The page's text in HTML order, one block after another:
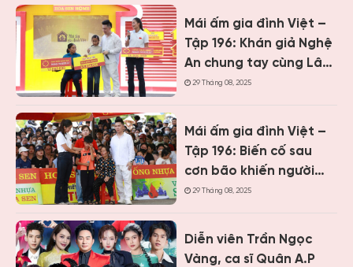
Mái ấm gia đình Việt –
Tập 196: Khán giả Nghệ
An chung tay cùng Lâm
Vỹ Dạ, Minh Vương M4U,
1,2 tỷ đồng cho hoàn
cảnh khó khăn
29 Tháng 08, 2025
Mái ấm gia đình Việt –
Tập 196: Biến cố sau
cơn bão khiến người
cha liệt nửa người, cậu
vác gia đình
29 Tháng 08, 2025
Diễn viên Trần Ngọc
Vàng, ca sĩ Quân A.P